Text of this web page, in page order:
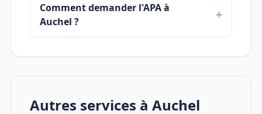
Comment demander l'APA à
Auchel ?
Autres services à Auchel